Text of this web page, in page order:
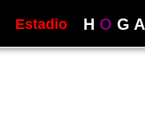
Estadio H O G A